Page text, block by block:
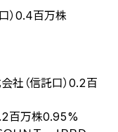
0.4百万株
社（信託口） 0.2百
百万株0.95%